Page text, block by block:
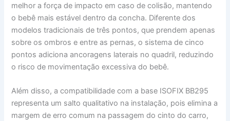
melhor a força de impacto em caso de colisão, mantendo
o bebê mais estável dentro da concha. Diferente dos
modelos tradicionais de três pontos, que prendem apenas
sobre os ombros e entre as pernas, o sistema de cinco
pontos adiciona ancoragens laterais no quadril, reduzindo
o risco de movimentação excessiva do bebê.
Além disso, a compatibilidade com a base ISOFIX BB295
representa um salto qualitativo na instalação, pois elimina a
margem de erro comum na passagem do cinto do carro,